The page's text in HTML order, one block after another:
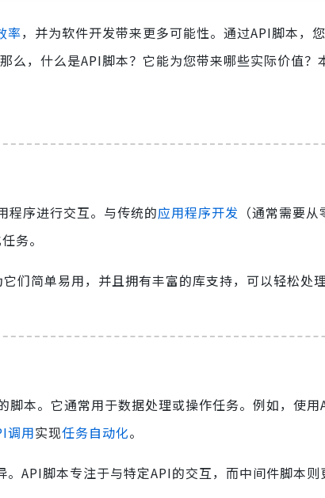
率，并为软件开发带来更多可能性。通过API脚本，
么，什么是API脚本？它能为您带来哪些实际价值？
程序进行交互。与传统的应用程序开发 （通常需要
务。
们简单易用，并且拥有丰富的库支持，可以轻松处
脚本。它通常用于数据处理或操作任务。例如，使
调用实现任务自动化。
API脚本专注于与特定API的交互，而中间件脚本则